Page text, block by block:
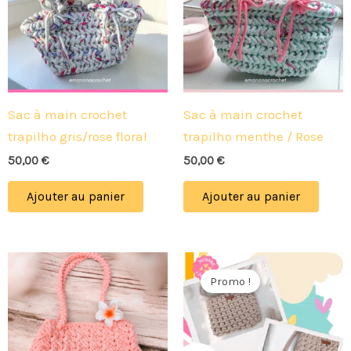
Sac à main crochet
trapilho gris/rose floral
50,00 €
Ajouter au panier
Sac à main crochet
trapilho menthe / Rose
50,00 €
Ajouter au panier
Promo !
prix
initial
était :
29,00 €.
actuel
est :
25,00 €.